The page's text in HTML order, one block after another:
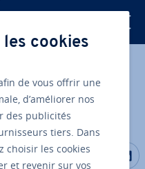
in­for­ma­
sur ce
Partager
cookies
de vous offrir une
d’améliorer nos
des publicités
tiers. Dans
choisir les cookies
et revenir sur vos